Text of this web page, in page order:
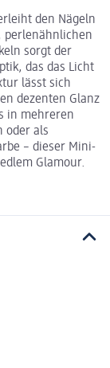
den Nägeln
perlenähnlichen
sorgt der
das das Licht
lässt sich
dezenten Glanz
in mehreren
oder als
– dieser Mini-
Glamour.